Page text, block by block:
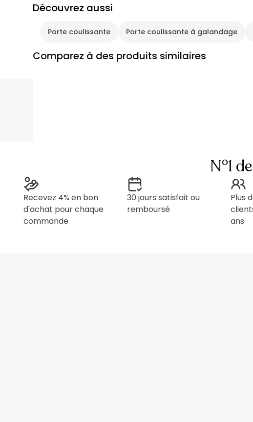
Découvrez aussi
Porte coulissante Porte coulissante à galandage
Comparez à des produits similaires
N°1
Recevez 4% en bon
d'achat pour chaque
commande
30 jours satisfait ou
remboursé
Plus
ans